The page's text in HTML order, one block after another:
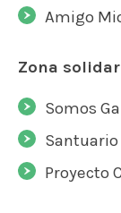
Amigo
Zona
Somos
Proyecto